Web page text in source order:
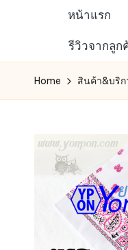
content
สรรพ
สินค้า
ออนไลน์
คน
หน้าแรก
รีวิวจากลูก
Home สินค้า&บริก